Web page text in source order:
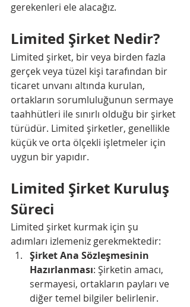
gerekenleri ele alacağız.
Limited Şirket Nedir?
Limited şirket, bir veya birden fazla
gerçek veya tüzel kişi tarafından bir
ticaret unvanı altında kurulan,
ortakların sorumluluğunun sermaye
taahhütleri ile sınırlı olduğu bir şirket
türüdür. Limited şirketler, genellikle
küçük ve orta ölçekli işletmeler için
uygun bir yapıdır.
Limited Şirket Kuruluş
Süreci
Limited şirket kurmak için şu
adımları izlemeniz gerekmektedir:
Şirket Ana Sözleşmesinin
Hazırlanması: Şirketin amacı,
sermayesi, ortakların payları ve
diğer temel bilgiler belirlenir.